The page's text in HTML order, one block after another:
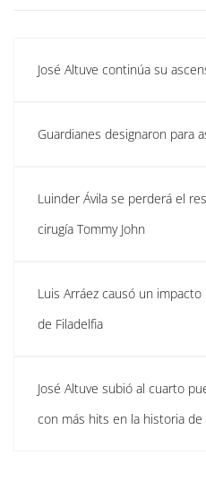
José Altuve continúa su
Guardianes designaron para
Luinder Ávila se perderá el
cirugía Tommy John
Luis Arráez causó un
de Filadelfia
José Altuve subió al cuarto
con más hits en la historia de